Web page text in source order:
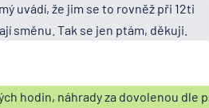
uvádí, že jim se to rovněž při 12ti
směnu. Tak se jen ptám, děkuji.
hodin, náhrady za dovolenou dle